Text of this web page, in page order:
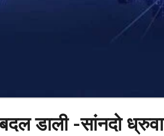
डाली -सांनदो ध्रुवा